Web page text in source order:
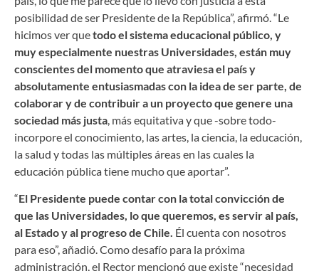
posibilidad de ser Presidente de la República”, afirmó. “Le
hicimos ver quetodo el sistema educacional público, y
muy especialmente nuestras Universidades, están muy
conscientes del momento que atraviesa el país y
absolutamente entusiasmadas con la idea de ser parte, de
colaborar y de contribuir a un proyecto que genere una
sociedad más justa , más equitativa y que -sobre todo-
incorpore el conocimiento, las artes, la ciencia, la educación,
la salud y todas las múltiples áreas en las cuales la
educación pública tiene mucho que aportar”.
“El Presidente puede contar con la total convicción de
que las Universidades, lo que queremos, es servir al país,
al Estado y al progreso de Chile. Él cuenta con nosotros
para eso”, añadió. Como desafío para la próxima
administración, el Rector mencionó que existe “necesidad